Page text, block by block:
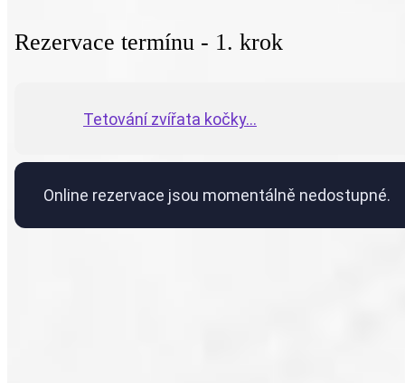
Rezervace termínu - 1. krok
Tetování zvířata kočky...
Online rezervace jsou momentálně nedostupné.